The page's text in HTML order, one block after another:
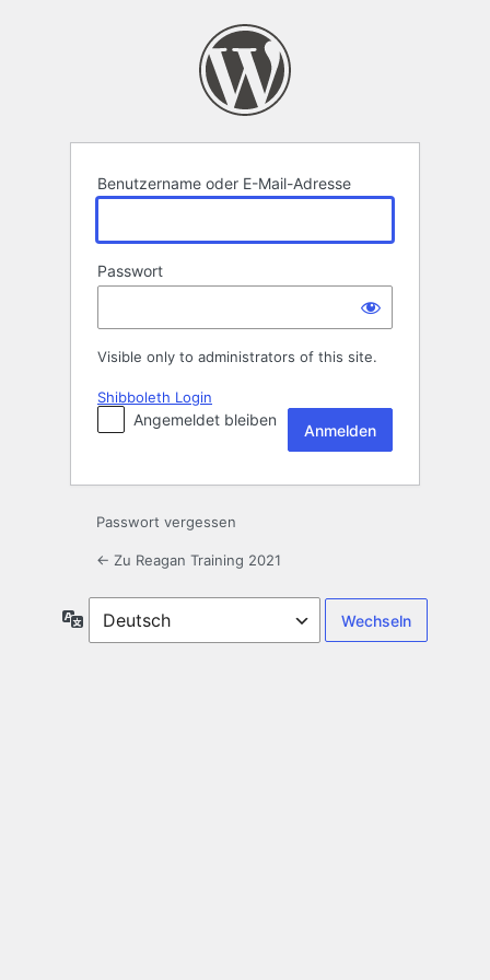
Benutzername oder E-Mail-Adresse
Passwort
Visible only to administrators of this site.
Shibboleth Login
Angemeldet bleiben
Passwort vergessen
← Zu Reagan Training 2021
Sprache